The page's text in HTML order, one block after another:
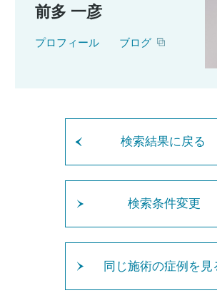
前多 一彦
プロフィール ブログ
検索結果に戻る
検索条件変更
同じ施術の症例を見